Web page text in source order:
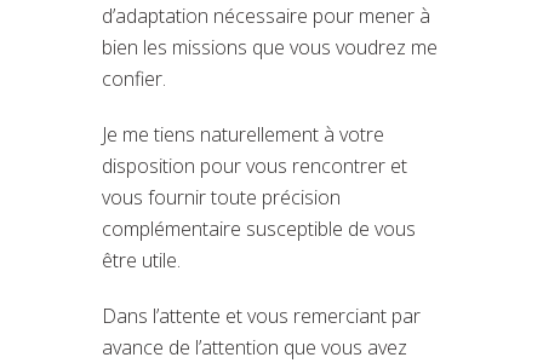
d’adaptation nécessaire pour mener à
bien les missions que vous voudrez me
confier.
Je me tiens naturellement à votre
disposition pour vous rencontrer et
vous fournir toute précision
complémentaire susceptible de vous
être utile.
Dans l’attente et vous remerciant par
avance de l’attention que vous avez